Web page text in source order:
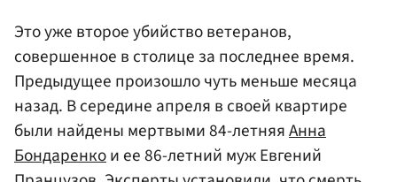
Это уже второе убийство ветеранов,
совершенное в столице за последнее время.
Предыдущее произошло чуть меньше месяца
назад. В середине апреля в своей квартире
были найдены мертвыми 84-летняяАнна
Бондаренкои ее 86-летний муж Евгений